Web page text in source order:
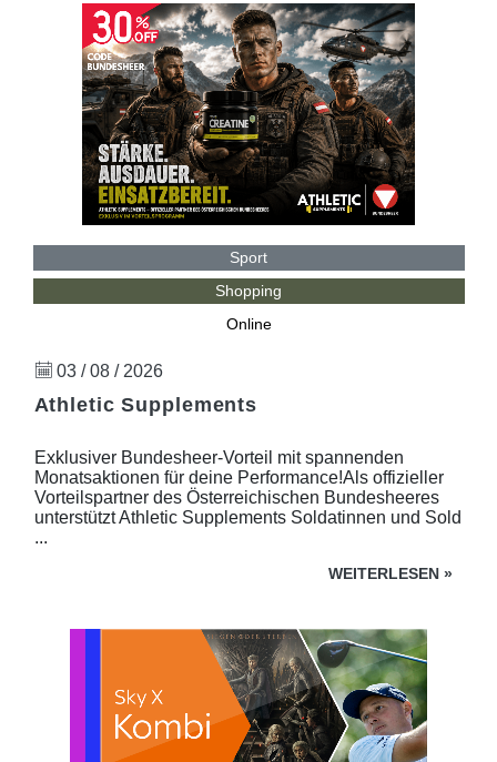
Sport
Shopping
Online
03 / 08 / 2026
Athletic Supplements
Exklusiver Bundesheer-Vorteil mit spannenden
Monatsaktionen für deine Performance!Als offizieller
Vorteilspartner des Österreichischen Bundesheeres
unterstützt Athletic Supplements Soldatinnen und Sold
...
WEITERLESEN »